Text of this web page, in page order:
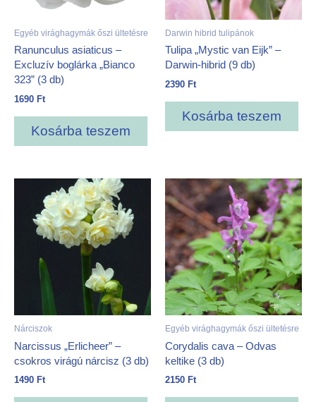
Egyéb virághagymák őszi ültetésre
Ranunculus asiaticus –
Excluzív boglárka „Bianco
323” (3 db)
1690 Ft
Kosárba teszem
Darwin hibrid tulipánok
Tulipa „Mystic van Eijk” –
Darwin-hibrid (9 db)
2390 Ft
Kosárba teszem
Nárciszok
Narcissus „Erlicheer” –
csokros virágú nárcisz (3 db)
1490 Ft
Egyéb virághagymák őszi ültetésre
Corydalis cava – Odvas
keltike (3 db)
2150 Ft